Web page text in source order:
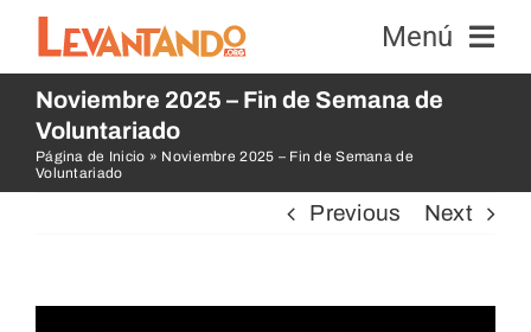
Skip
content
Menú
Equipos
Abejas
Noviembre 2025 – Fin de Semana de
Voluntariado
Página de Inicio » Noviembre 2025 – Fin de Semana de
Voluntariado
Previous Next